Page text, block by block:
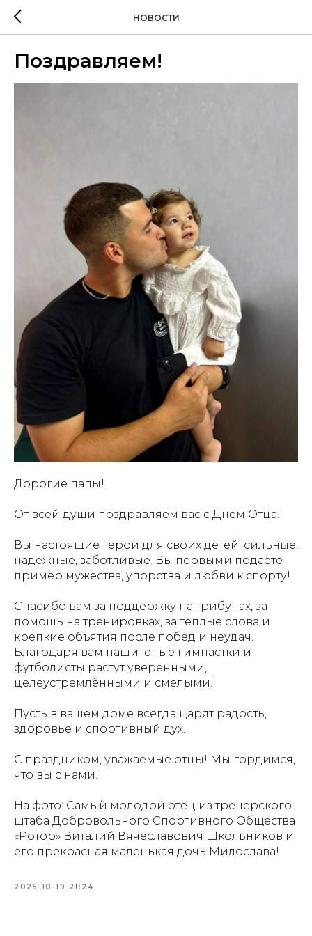
НОВОСТИ
Поздравляем!
Дорогие папы!
От всей души поздравляем вас с Днём Отца!
Вы настоящие герои для своих детей: сильные,
надёжные, заботливые. Вы первыми подаёте
пример мужества, упорства и любви к спорту!
Спасибо вам за поддержку на трибунах, за
помощь на тренировках, за тёплые слова и
крепкие объятия после побед и неудач.
Благодаря вам наши юные гимнастки и
футболисты растут уверенными,
целеустремлёнными и смелыми!
Пусть в вашем доме всегда царят радость,
здоровье и спортивный дух!
С праздником, уважаемые отцы! Мы гордимся,
что вы с нами!
На фото: Самый молодой отец из тренерского
штаба Добровольного Спортивного Общества
«Ротор» Виталий Вячеславович Школьников и
его прекрасная маленькая дочь Милослава!
2025-10-19 21:24